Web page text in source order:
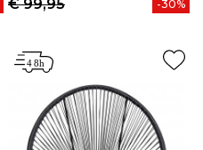
€ 99,95 -30%